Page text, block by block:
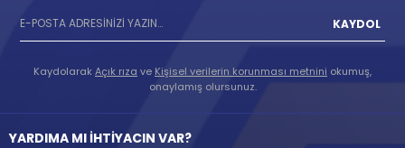
KAYDOL
KaydolarakAçık rıza ve Kişisel verilerin korunması metnini okumuş,
onaylamış olursunuz.
YARDIMA MI İHTİYACIN VAR?